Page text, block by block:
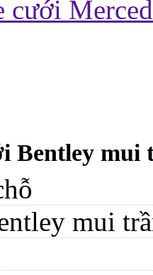
cưới
Bentley mui
mui